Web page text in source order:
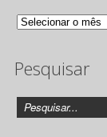
Arquivo
Releases
Pesquisar